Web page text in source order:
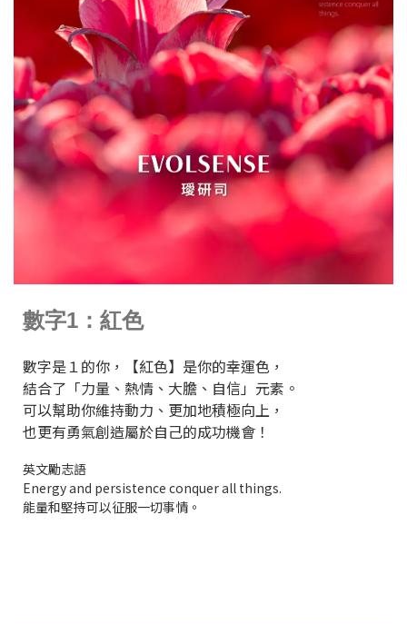
數字1：紅色
數字是１的你，【紅色】是你的幸運色，
結合了「力量、熱情、大膽、自信」元素。
可以幫助你維持動力、更加地積極向上，
也更有勇氣創造屬於自己的成功機會！
英文勵志語
Energy and persistence conquer all things.
能量和堅持可以征服一切事情。